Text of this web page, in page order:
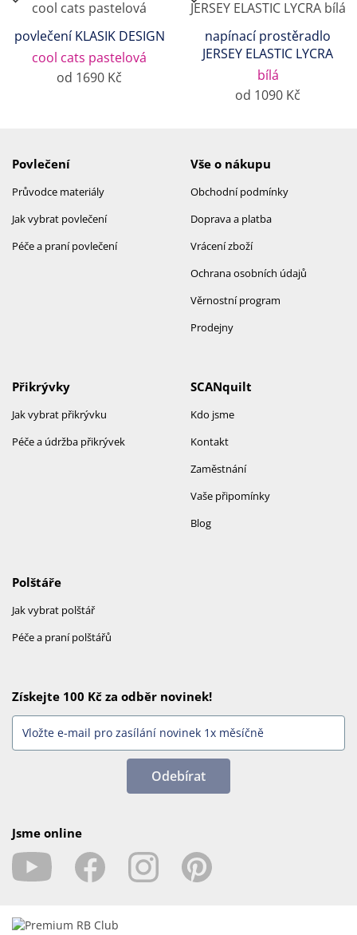
povlečení KLASIK DESIGN
cool cats pastelová
od 1690 Kč
napínací prostěradlo
JERSEY ELASTIC LYCRA
bílá
od 1090 Kč
Povlečení
Průvodce materiály
Jak vybrat povlečení
Péče a praní povlečení
Vše o nákupu
Obchodní podmínky
Doprava a platba
Vrácení zboží
Ochrana osobních údajů
Věrnostní program
Prodejny
SCANquilt
Kdo jsme
Kontakt
Zaměstnání
Vaše připomínky
Blog
Přikrývky
Jak vybrat přikrývku
Péče a údržba přikrývek
Polštáře
Jak vybrat polštář
Péče a praní polštářů
Získejte 100 Kč za odběr novinek!
Odebírat
Jsme online